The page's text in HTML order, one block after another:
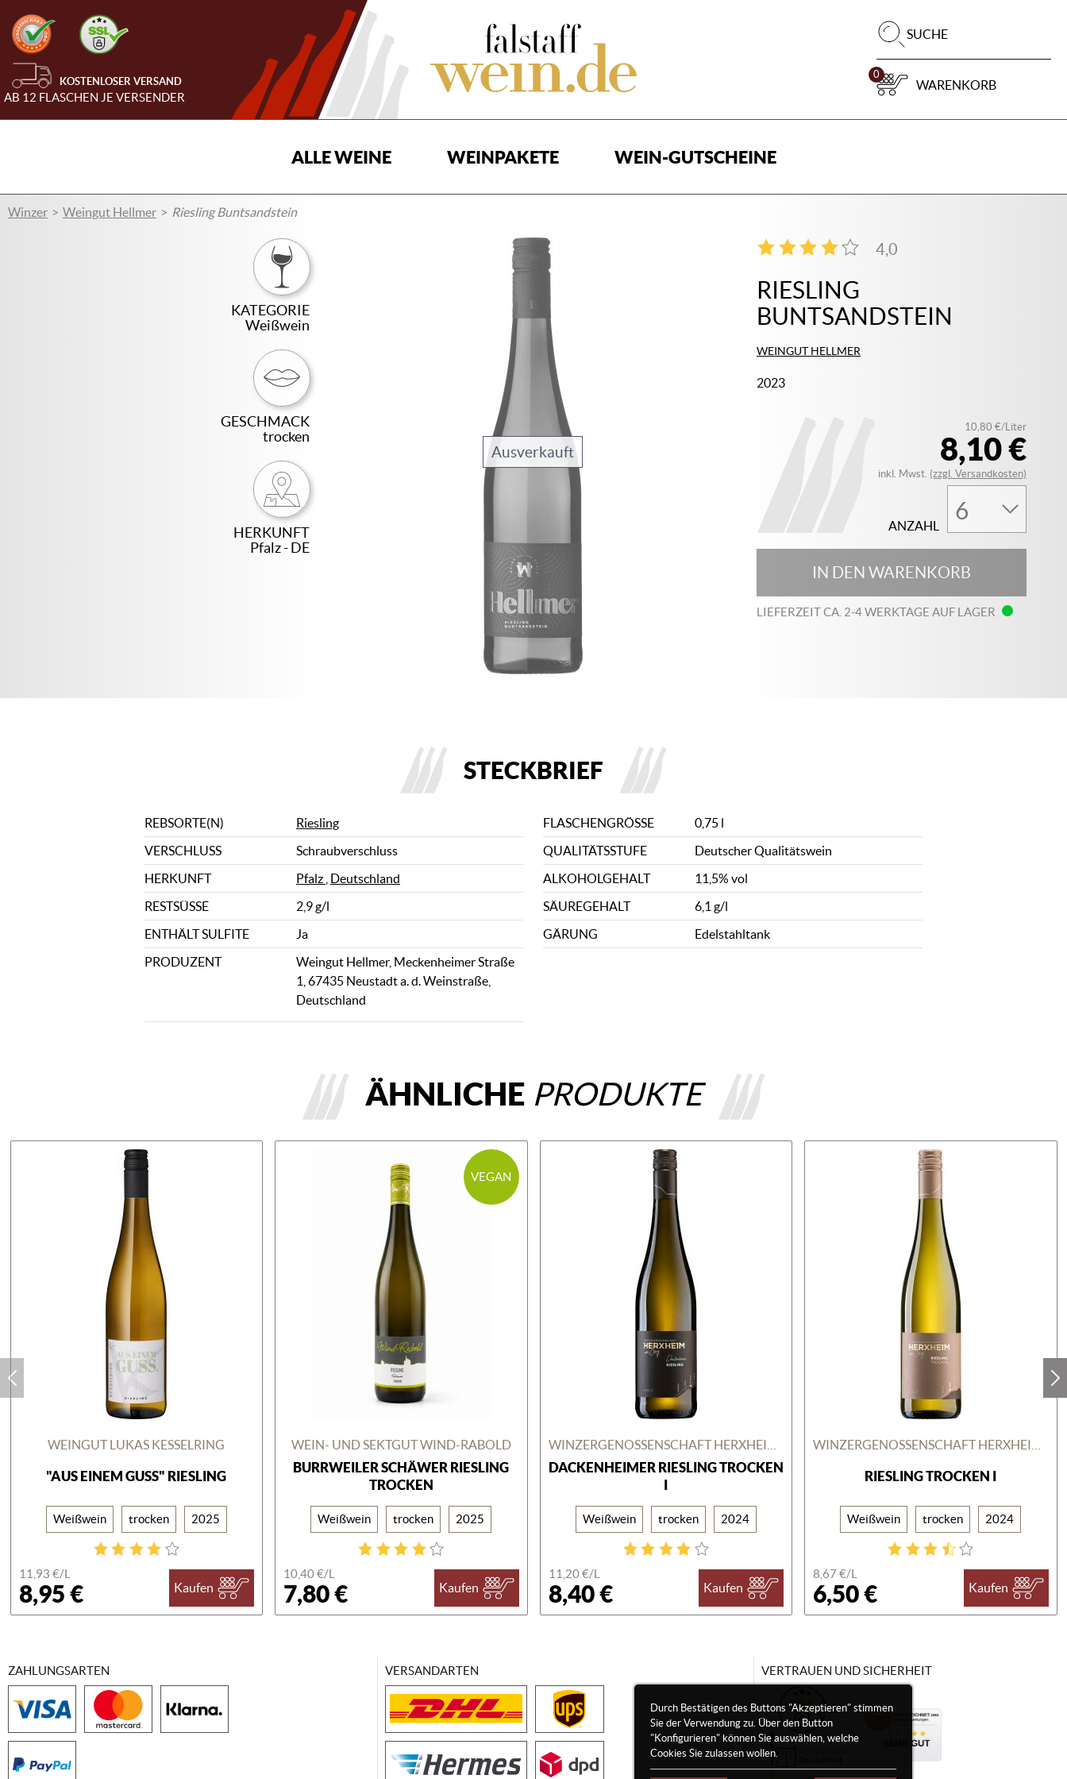
KOSTENLOSER VERSAND
AB 12 FLASCHEN JE VERSENDER
SUCHE
0
WARENKORB
ALLE WEINE WEINPAKETE WEIN-GUTSCHEINE
Winzer Weingut Hellmer Riesling Buntsandstein
KATEGORIE
Weißwein
GESCHMACK
trocken
HERKUNFT
Pfalz - DE
Ausverkauft
RIESLING
BUNTSANDSTEIN
WEINGUT HELLMER
2023
4,0
3
8,10 €
10,80 €/Liter
inkl. Mwst. (zzgl. Versandkosten)
ANZAHL
IN DEN WARENKORB
LIEFERZEIT CA. 2-4 WERKTAGE AUF LAGER
STECKBRIEF
REBSORTE(N) Riesling FLASCHENGRÖSSE
0,75 l
VERSCHLUSS
Schraubverschluss QUALITÄTSSTUFE
Deutscher Qualitätswein
HERKUNFT
Pfalz Deutschland ALKOHOLGEHALT
11,5% vol
RESTSÜSSE
2,9 g/l SÄUREGEHALT
6,1 g/l
ENTHÄLT SULFITE
Ja GÄRUNG
Edelstahltank
PRODUZENT
Weingut Hellmer, Meckenheimer Straße
1, 67435 Neustadt a. d. Weinstraße,
Deutschland
ÄHNLICHE PRODUKTE
WEINGUT LUKAS KESSELRING
"AUS EINEM GUSS" RIESLING
Weißwein trocken 2025
11,93 €/L
8,95 € Kaufen
VEGAN
WEIN- UND SEKTGUT WIND-RABOLD
BURRWEILER SCHÄWER RIESLING
TROCKEN
Weißwein trocken 2025
10,40 €/L
7,80 € Kaufen
DACKENHEIMER RIESLING TROCKEN
I
Weißwein trocken 2024
11,20 €/L
8,40 € Kaufen
RIESLING TROCKEN I
Weißwein trocken 2024
8,67 €/L
6,50 € Kaufen
Durch Bestätigen des Buttons "Akzeptieren" stimmen
Sie der Verwendung zu. Über den Button
"Konfigurieren" können Sie auswählen, welche
Cookies Sie zulassen wollen.
ZAHLUNGSARTEN VERSANDARTEN VERTRAUEN UND SICHERHEIT